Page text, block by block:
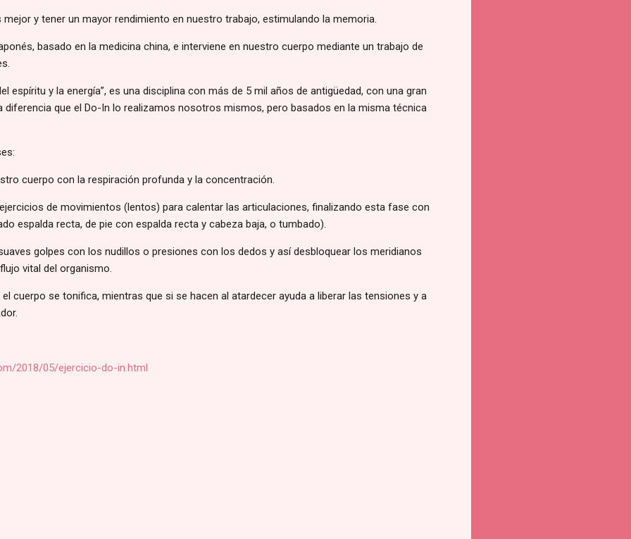
y tener un mayor rendimiento en nuestro trabajo, estimulando la memoria.
basado en la medicina china, e interviene en nuestro cuerpo mediante un trabajo de
espíritu y la energía”, es una disciplina con más de 5 mil años de antigüedad, con una gran
diferencia que el Do-In lo realizamos nosotros mismos, pero basados en la misma técnica
cuerpo con la respiración profunda y la concentración.
de movimientos (lentos) para calentar las articulaciones, finalizando esta fase con
espalda recta, de pie con espalda recta y cabeza baja, o tumbado).
golpes con los nudillos o presiones con los dedos y así desbloquear los meridianos
vital del organismo.
cuerpo se tonifica, mientras que si se hacen al atardecer ayuda a liberar las tensiones y a
2018/05/ejercicio-do-in.html